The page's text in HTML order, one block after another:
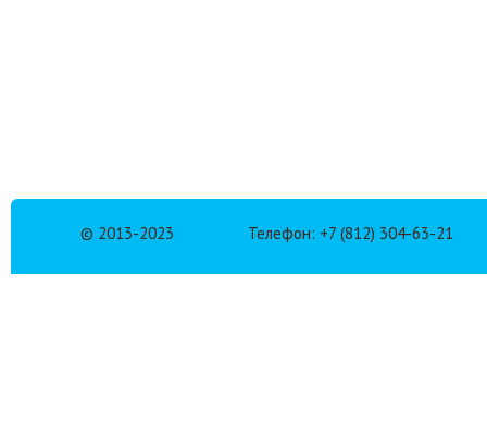
© 2013-2023 Телефон: +7 (812) 304-63-21